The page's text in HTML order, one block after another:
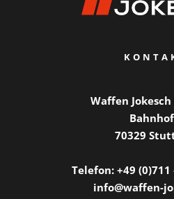
Waffen Jokesch
70329
Telefon: +49 (0)711
info@waffen-